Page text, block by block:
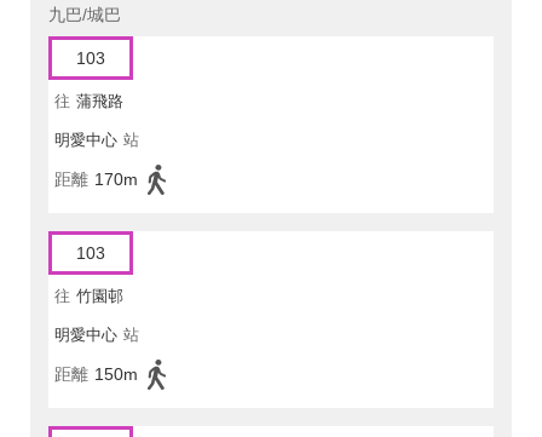
九巴/城巴
103
往 蒲飛路
明愛中心 站
距離 170m
103
往 竹園邨
明愛中心 站
距離 150m